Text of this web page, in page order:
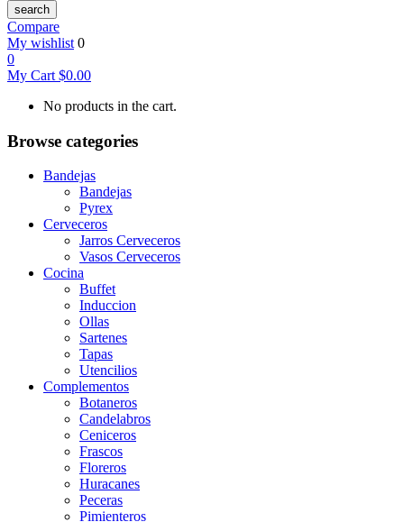
search
Compare
My wishlist 0
0
My Cart $0.00
No products in the cart.
Browse categories
Bandejas
Bandejas
Pyrex
Cerveceros
Jarros Cerveceros
Vasos Cerveceros
Cocina
Buffet
Induccion
Ollas
Sartenes
Tapas
Utencilios
Complementos
Botaneros
Candelabros
Ceniceros
Frascos
Floreros
Huracanes
Peceras
Pimienteros